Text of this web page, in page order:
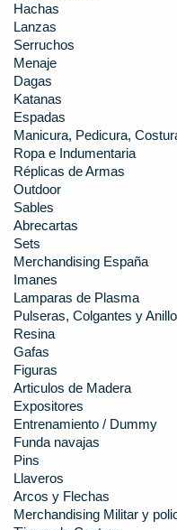
Hachas
Lanzas
Serruchos
Menaje
Dagas
Katanas
Espadas
Manicura, Pedicura,
Ropa e Indumentaria
Réplicas de Armas
Outdoor
Sables
Abrecartas
Sets
Merchandising España
Imanes
Lamparas de Plasma
Pulseras, Colgantes y
Resina
Gafas
Figuras
Articulos de Madera
Expositores
Entrenamiento / Dummy
Funda navajas
Pins
Llaveros
Arcos y Flechas
Merchandising Militar y